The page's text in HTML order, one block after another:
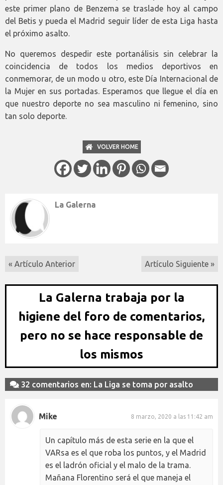
este primer plano de Benzema se traslade hoy al campo
del Betis y pueda el Madrid seguir líder de esta Liga hasta
el próximo asalto.
No queremos despedir este portanálisis sin celebrar la
coincidencia de todos los medios deportivos en
conmemorar, de un modo u otro, este Día Internacional de
la Mujer en sus portadas. Esperamos que llegue el día en
que nuestro deporte no sea masculino ni femenino, sino
tan solo deporte.
VOLVER HOME
La Galerna
« Artículo Anterior Artículo Siguiente »
La Galerna trabaja por la
higiene del foro de comentarios,
pero no se hace responsable de
los mismos
32 comentarios en: La Liga se toma por asalto
Mike 8 marzo, 2020 a las 11:42 am
Un capítulo más de esta serie en la que el
VARsa es el que roba los puntos, y el Madrid
es el ladrón oficial y el malo de la trama.
Mañana Florentino será el que maneja el